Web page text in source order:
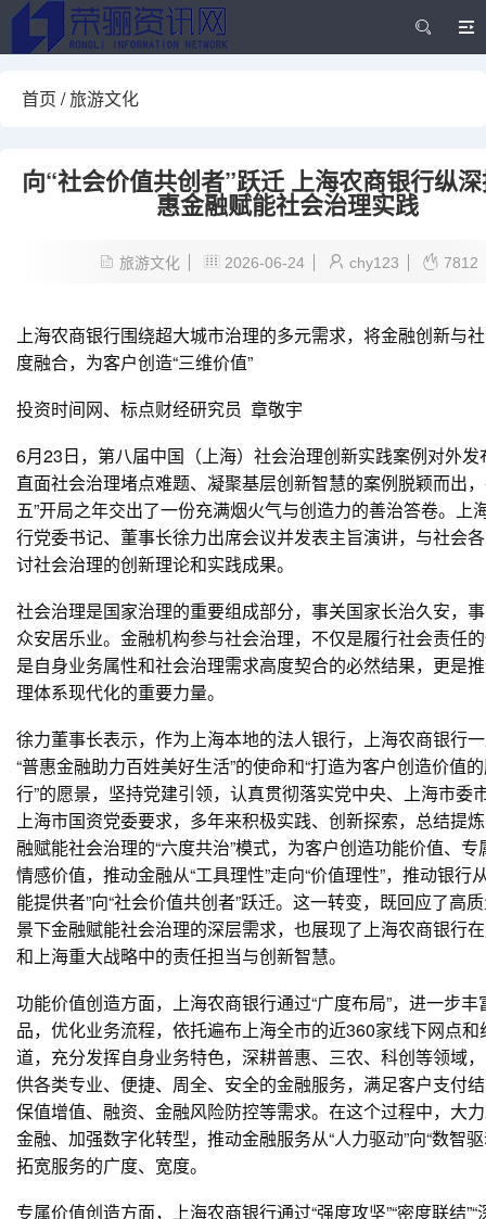
首页 /旅游文化
向“社会价值共创者”跃迁 上海农商银行纵
惠金融赋能社会治理实践
旅游文化 2026-06-24 chy123 7812
上海农商银行围绕超大城市治理的多元需求，将金融创新与
度融合，为客户创造“三维价值”
投资时间网、标点财经研究员 章敬宇
6月23日，第八届中国（上海）社会治理创新实践案例对外发
直面社会治理堵点难题、凝聚基层创新智慧的案例脱颖而出
五”开局之年交出了一份充满烟火气与创造力的善治答卷。上
行党委书记、董事长徐力出席会议并发表主旨演讲，与社会
讨社会治理的创新理论和实践成果。
社会治理是国家治理的重要组成部分，事关国家长治久安，
众安居乐业。金融机构参与社会治理，不仅是履行社会责任
是自身业务属性和社会治理需求高度契合的必然结果，更是
理体系现代化的重要力量。
徐力董事长表示，作为上海本地的法人银行，上海农商银行
“普惠金融助力百姓美好生活”的使命和“打造为客户创造价值
行”的愿景，坚持党建引领，认真贯彻落实党中央、上海市委
上海市国资党委要求，多年来积极实践、创新探索，总结提
融赋能社会治理的“六度共治”模式，为客户创造功能价值、专
情感价值，推动金融从“工具理性”走向“价值理性”，推动银行
能提供者”向“社会价值共创者”跃迁。这一转变，既回应了高
景下金融赋能社会治理的深层需求，也展现了上海农商银行
和上海重大战略中的责任担当与创新智慧。
功能价值创造方面，上海农商银行通过“广度布局”，进一步丰
品，优化业务流程，依托遍布上海全市的近360家线下网点和
道，充分发挥自身业务特色，深耕普惠、三农、科创等领域
供各类专业、便捷、周全、安全的金融服务，满足客户支付
保值增值、融资、金融风险防控等需求。在这个过程中，大
金融、加强数字化转型，推动金融服务从“人力驱动”向“数智
拓宽服务的广度、宽度。
专属价值创造方面，上海农商银行通过“强度攻坚”“密度联结”“